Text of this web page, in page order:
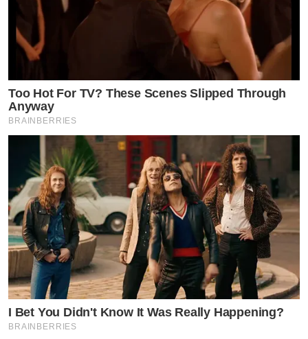
Too Hot For TV? These Scenes Slipped Through
Anyway
BRAINBERRIES
I Bet You Didn't Know It Was Really Happening?
BRAINBERRIES